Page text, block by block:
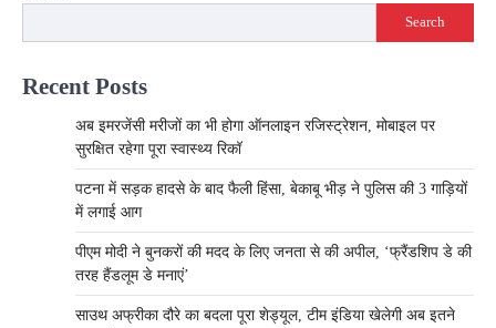
Search
Recent Posts
अब इमरजेंसी मरीजों का भी होगा ऑनलाइन रजिस्ट्रेशन, मोबाइल पर
सुरक्षित रहेगा पूरा स्वास्थ्य रिकॉ
पटना में सड़क हादसे के बाद फैली हिंसा, बेकाबू भीड़ ने पुलिस की 3 गाड़ियों
में लगाई आग
पीएम मोदी ने बुनकरों की मदद के लिए जनता से की अपील, ‘फ्रैंडशिप डे की
तरह हैंडलूम डे मनाएं’
साउथ अफ्रीका दौरे का बदला पूरा शेड्यूल, टीम इंडिया खेलेगी अब इतने